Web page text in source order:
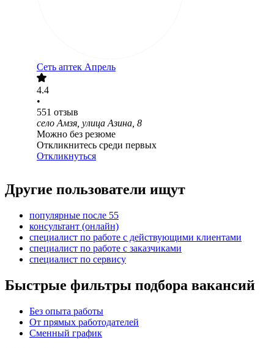
Сеть аптек Апрель
4.4
•
551 отзыв
село Амзя, улица Азина, 8
Можно без резюме
Откликнитесь среди первых
Откликнуться
Другие пользователи ищут
популярные после 55
консультант (онлайн)
специалист по работе с действующими клиентами
специалист по работе с заказчиками
специалист по сервису
Быстрые фильтры подбора вакансий
Без опыта работы
От прямых работодателей
Сменный график